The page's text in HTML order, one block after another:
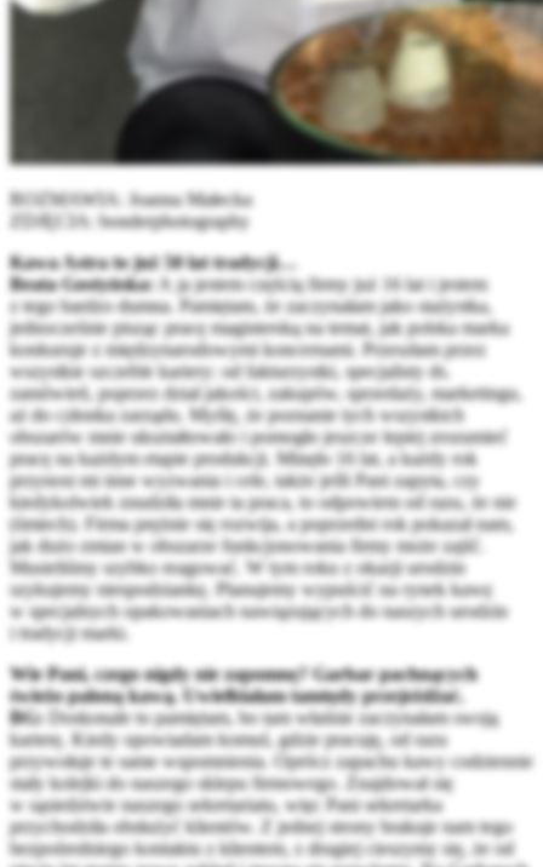
ROZMAWIA: Joanna Małecka
ZDJĘCIA: bonderphotography
Kawa Astra to już 50 lat tradycji…
Beata Gostyńska:A ja jestem częścią firmy już 16 lat i jestem
z tego bardzo dumna. Pamiętam, że zaczynałam jako stażystka,
jednocześnie pisząc pracę magisterską na temat, jak polska marka
konkuruje z międzynarodowymi koncernami. Przeszłam przez
wszystkie szczeble kariery: od fakturzystki, specjalisty ds.
zamówień, poprzez dział jakości, zakupów, sprzedaży, marketingu,
aż do członka zarządu. Myślę, że poznanie tych wszystkich
obszarów mnie ukształtowało i pomogło jeszcze lepiej zrozumieć
pracę na każdym etapie produkcji. Minęło 16 lat, a każdy rok
przynosi mi inne wyzwania i cele, także jeśli Pani zapyta, czy
kiedykolwiek znudziła mnie ta praca, to odpowiem od razu, że nie
(śmiech). Firma prężnie się rozwija, a poprzedni rok pokazał nam,
jak dużo zmian w obszarze funkcjonowania firmy może zajść.
Musieliśmy szybko reagować. W tym roku z okazji urodzin
szykujemy niespodziankę. Planujemy wypuścić na rynek kawę
w specjalnych opakowaniach nawiązujących do naszych urodzin
i tradycji marki.
Wie Pani, czego nigdy nie zapomnę? Garbar pachnących
świeżo paloną kawą. Uwielbiałam tamtędy przejeżdżać.
BG:
Doskonale to pamiętam, bo tam właśnie zaczynałam swoją
karierę. Kiedy opowiadam komuś, gdzie pracuję, od razu
przywołuje te same wspomnienia. Oprócz zapachu kawy codziennie
stały kolejki do naszego sklepu firmowego. Znajdował się
w sąsiedztwie naszego sekretariatu, więc Pani sekretarka
przychodziła obsłużyć klientów. Z jednej strony brakuje nam tego
bezpośredniego kontaktu z klientem, z drugiej cieszymy się, że od